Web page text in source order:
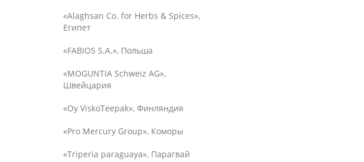
«Alaghsan Co. for Herbs & Spices»,
Египет
«FABIOS S.A.», Польша
«MOGUNTIA Schweiz AG»,
Швейцария
«Oy ViskoTeepak», Финляндия
«Pro Mercury Group», Коморы
«Triperia paraguaya», Парагвай